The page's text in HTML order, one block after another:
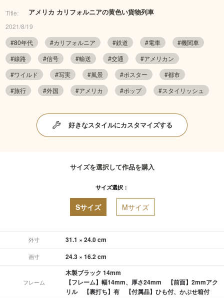
Title: アメリカ カリフォルニアの黄色い貨物列車
2021/8/19
#80年代
#カリフォルニア #鉄道 #電車
#機関車
#線路
#信号 #輸送 #交通
#アメリカン
#ワイルド
#写実 #風景 #ポスター
#都市
#旅行
#外国 #アメリカ #ポップ #スタイリッシュ
好きなスタイルにカスタマイズする
サイズを選択して作品を購入
サイズ選択：
Sサイズ Mサイズ
外寸 31.1 × 24.0 cm
画寸 24.3 × 16.2 cm
フレーム
木製ブラック 14mm
【フレーム】幅14mm、厚さ24mm 【前面】2mmアク
リル 【裏打ち】有 【付属品】ひも付、かぶせ箱付